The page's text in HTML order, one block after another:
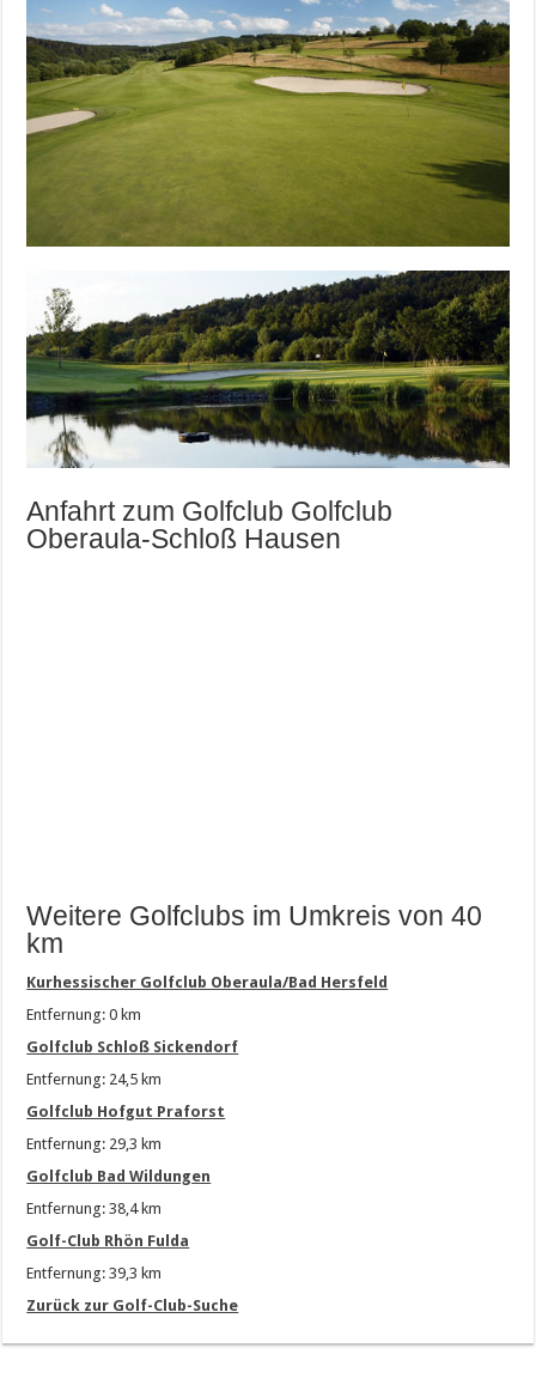
Anfahrt zum Golfclub Golfclub
Oberaula-Schloß Hausen
Weitere Golfclubs im Umkreis von 40
km
Kurhessischer Golfclub Oberaula/Bad Hersfeld
Entfernung: 0 km
Golfclub Schloß Sickendorf
Entfernung: 24,5 km
Golfclub Hofgut Praforst
Entfernung: 29,3 km
Golfclub Bad Wildungen
Entfernung: 38,4 km
Golf-Club Rhön Fulda
Entfernung: 39,3 km
Zurück zur Golf-Club-Suche